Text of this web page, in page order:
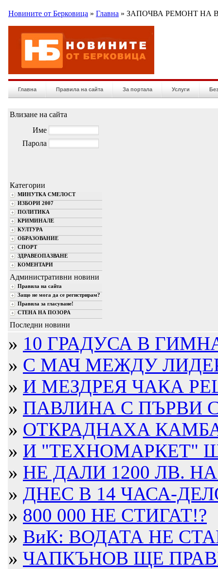
Новините от Берковица » Главна » ЗАПОЧВА РЕМОНТ НА
Главна Правила на сайта За портала Услуги
Влизане на сайта
Име
Парола
Категории
МИНУТКА СМЕЛОСТ
ИЗБОРИ 2007
ПОЛИТИКА
КРИМИНАЛЕ
КУЛТУРА
ОБРАЗОВАНИЕ
СПОРТ
ЗДРАВЕОПАЗВАНЕ
КОМЕНТАРИ
Административни новини
Правила на сайта
Защо не мога да се регистрирам?
Правила за гласуване!
СТЕНА НА ПОЗОРА
Последни новини
» 10 ГРАДУСА В
» С МАЧ МЕЖДУ
» И МЕЗДРЕЯ ЧАКА
» ПАВЛИНА С ПЪРВИ
» ОТКРАДНАХА
» И "ТЕХНОМАРКЕТ"
» НЕ ДАЛИ 1200 ЛВ.
» ДНЕС В 14 ЧАСА-
» 800 000 НЕ СТИГАТ!?
» ВиК: ВОДАТА НЕ
» ЧАПКЪНОВ ЩЕ